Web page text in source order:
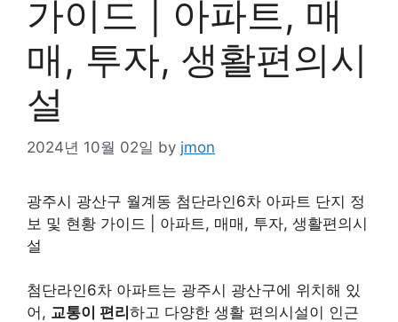
가이드 | 아파트, 매
매, 투자, 생활편의시
설
2024년 10월 02일 by jmon
광주시 광산구 월계동 첨단라인6차 아파트 단지 정
보 및 현황 가이드 | 아파트, 매매, 투자, 생활편의시
설
첨단라인6차 아파트는 광주시 광산구에 위치해 있
어, 교통이 편리 하고 다양한 생활 편의시설이 인근